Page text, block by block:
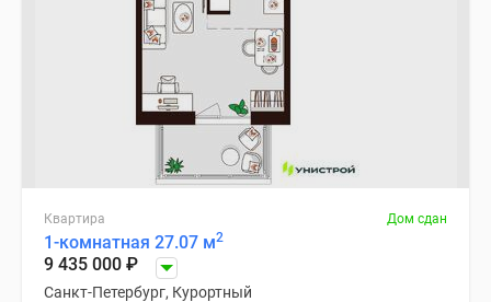
Квартира Дом сдан
1-комнатная 27.07 м2
9 435 000 ₽
Санкт-Петербург, Курортный